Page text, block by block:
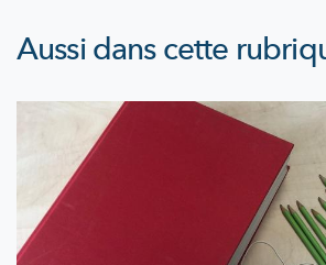
Aussi dans cette